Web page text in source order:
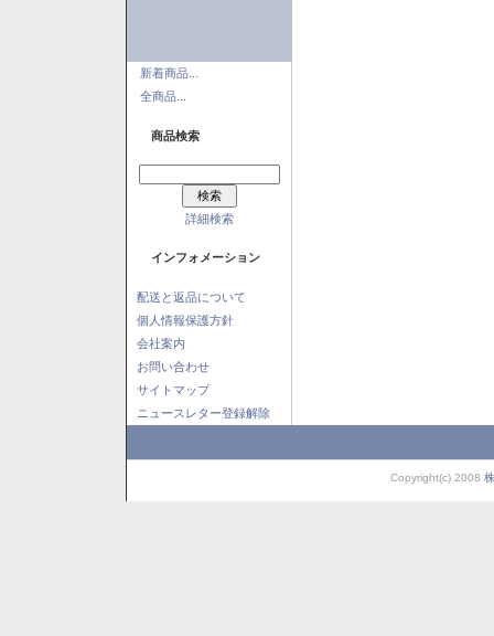
新着商品...
全商品...
商品検索
詳細検索
インフォメーション
配送と返品について
個人情報保護方針
会社案内
お問い合わせ
サイトマップ
ニュースレター登録解除
Copyright(c) 2008